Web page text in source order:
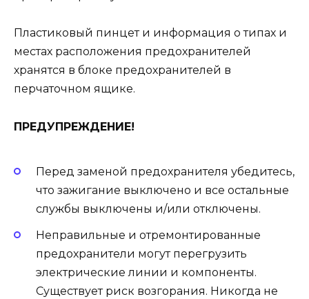
Пластиковый пинцет и информация о типах и
местах расположения предохранителей
хранятся в блоке предохранителей в
перчаточном ящике.
ПРЕДУПРЕЖДЕНИЕ!
Перед заменой предохранителя убедитесь,
что зажигание выключено и все остальные
службы выключены и/или отключены.
Неправильные и отремонтированные
предохранители могут перегрузить
электрические линии и компоненты.
Существует риск возгорания. Никогда не